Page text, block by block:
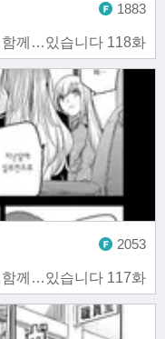
함께…있습니다 118화
1883
함께…있습니다 117화
2053